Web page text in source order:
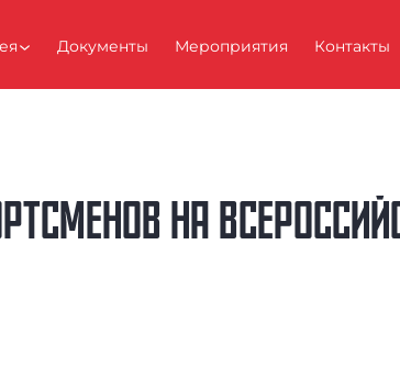
Документы Мероприятия Контакты
НА